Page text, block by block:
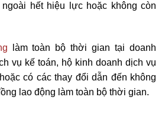
hết hiệu lực hoặc không còn
làm toàn bộ thời gian tại doanh
vụ kế toán, hộ kinh doanh dịch vụ
có các thay đổi dẫn đến không
lao động làm toàn bộ thời gian.